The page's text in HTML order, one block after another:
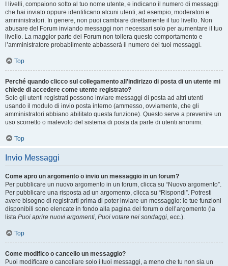
I livelli, compaiono sotto al tuo nome utente, e indicano il numero di messaggi
che hai inviato oppure identificano alcuni utenti, ad esempio, moderatori e
amministratori. In genere, non puoi cambiare direttamente il tuo livello. Non
abusare del Forum inviando messaggi non necessari solo per aumentare il tuo
livello. La maggior parte dei Forum non tollera questo comportamento e
l’amministratore probabilmente abbasserà il numero dei tuoi messaggi.
Top
Perché quando clicco sul collegamento all’indirizzo di posta di un utente mi
chiede di accedere come utente registrato?
Solo gli utenti registrati possono inviare messaggi di posta ad altri utenti
usando il modulo di invio posta interno (ammesso, ovviamente, che gli
amministratori abbiano abilitato questa funzione). Questo serve a prevenire un
uso scorretto o malevolo del sistema di posta da parte di utenti anonimi.
Top
Invio Messaggi
Come apro un argomento o invio un messaggio in un forum?
Per pubblicare un nuovo argomento in un forum, clicca su “Nuovo argomento”.
Per pubblicare una risposta ad un argomento, clicca su “Rispondi”. Potresti
avere bisogno di registrarti prima di poter inviare un messaggio: le tue funzioni
disponibili sono elencate in fondo alla pagina del forum o dell’argomento (la
lista Puoi aprire nuovi argomenti, Puoi votare nei sondaggi, ecc.).
Top
Come modifico o cancello un messaggio?
Puoi modificare o cancellare solo i tuoi messaggi, a meno che tu non sia un